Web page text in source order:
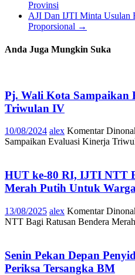
Provinsi
AJI Dan IJTI Minta Usulan
Proporsional →
Anda Juga Mungkin Suka
Pj. Wali Kota Sampaikan
Triwulan IV
10/08/2024 alex Komentar
Sampaikan Evaluasi Kinerja
HUT ke-80 RI, IJTI NTT
Merah Putih Untuk
13/08/2025 alex Komentar
NTT Bagi Ratusan Bendera
Senin Pekan Depan
Periksa Tersangka BM